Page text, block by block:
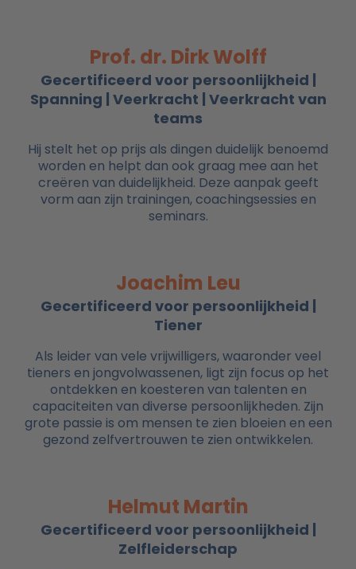
Prof. dr. Dirk Wolff
Gecertificeerd voor persoonlijkheid |
Spanning | Veerkracht | Veerkracht van
teams
Hij stelt het op prijs als dingen duidelijk benoemd
worden en helpt dan ook graag mee aan het
creëren van duidelijkheid. Deze aanpak geeft
vorm aan zijn trainingen, coachingsessies en
seminars.
Joachim Leu
Gecertificeerd voor persoonlijkheid |
Tiener
Als leider van vele vrijwilligers, waaronder veel
tieners en jongvolwassenen, ligt zijn focus op het
ontdekken en koesteren van talenten en
capaciteiten van diverse persoonlijkheden. Zijn
grote passie is om mensen te zien bloeien en een
gezond zelfvertrouwen te zien ontwikkelen.
Helmut Martin
Gecertificeerd voor persoonlijkheid |
Zelfleiderschap